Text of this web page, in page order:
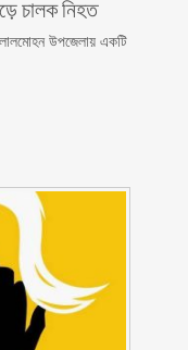
চালক নিহত
উপজেলায় একটি